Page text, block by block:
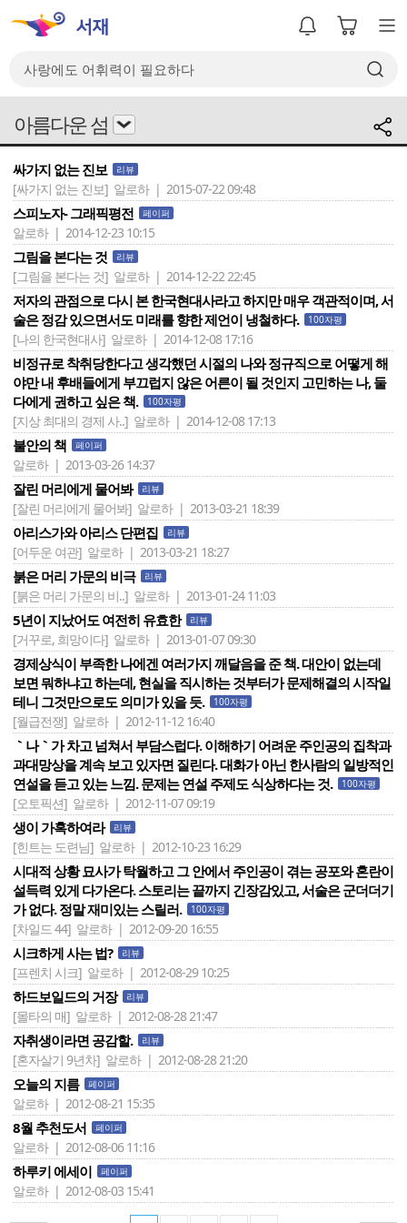
아름다운 섬
싸가지 없는 진보 리뷰
[싸가지 없는 진보] 알로하 | 2015-07-22 09:48
스피노자- 그래픽평전 페이퍼
알로하 | 2014-12-23 10:15
그림을 본다는 것 리뷰
[그림을 본다는 것] 알로하 | 2014-12-22 22:45
저자의 관점으로 다시 본 한국현대사라고 하지만 매우 객관적이며, 서
술은 정감 있으면서도 미래를 향한 제언이 냉철하다.
100자평
[나의 한국현대사] 알로하 | 2014-12-08 17:16
비정규로 착취당한다고 생각했던 시절의 나와 정규직으로 어떻게 해
야만 내 후배들에게 부끄럽지 않은 어른이 될 것인지 고민하는 나, 둘
다에게 권하고 싶은 책.
100자평
[지상 최대의 경제 사..] 알로하 | 2014-12-08 17:13
불안의 책 페이퍼
알로하 | 2013-03-26 14:37
잘린 머리에게 물어봐 리뷰
[잘린 머리에게 물어봐] 알로하 | 2013-03-21 18:39
아리스가와 아리스 단편집 리뷰
[어두운 여관] 알로하 | 2013-03-21 18:27
붉은 머리 가문의 비극 리뷰
[붉은 머리 가문의 비..] 알로하 | 2013-01-24 11:03
5년이 지났어도 여전히 유효한 리뷰
[거꾸로, 희망이다] 알로하 | 2013-01-07 09:30
경제상식이 부족한 나에겐 여러가지 깨달음을 준 책. 대안이 없는데
보면 뭐하냐고 하는데, 현실을 직시하는 것부터가 문제해결의 시작일
테니 그것만으로도 의미가 있을 듯.
100자평
[월급전쟁] 알로하 | 2012-11-12 16:40
｀나｀가 차고 넘쳐서 부담스럽다. 이해하기 어려운 주인공의 집착과
과대망상을 계속 보고 있자면 질린다. 대화가 아닌 한사람의 일방적인
연설을 듣고 있는 느낌. 문제는 연설 주제도 식상하다는 것.
100자평
[오토픽션] 알로하 | 2012-11-07 09:19
생이 가혹하여라 리뷰
[힌트는 도련님] 알로하 | 2012-10-23 16:29
시대적 상황 묘사가 탁월하고 그 안에서 주인공이 겪는 공포와 혼란이
설득력 있게 다가온다. 스토리는 끝까지 긴장감있고, 서술은 군더더기
가 없다. 정말 재미있는 스릴러.
100자평
[차일드 44] 알로하 | 2012-09-20 16:55
시크하게 사는 법? 리뷰
[프렌치 시크] 알로하 | 2012-08-29 10:25
하드보일드의 거장 리뷰
[몰타의 매] 알로하 | 2012-08-28 21:47
자취생이라면 공감할. 리뷰
[혼자살기 9년차] 알로하 | 2012-08-28 21:20
오늘의 지름 페이퍼
알로하 | 2012-08-21 15:35
8월 추천도서 페이퍼
알로하 | 2012-08-06 11:16
하루키 에세이 페이퍼
알로하 | 2012-08-03 15:41